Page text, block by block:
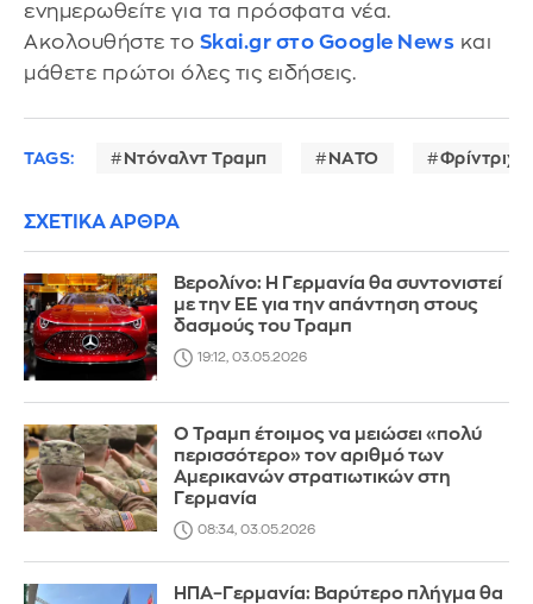
ενημερωθείτε για τα πρόσφατα νέα.
Ακολουθήστε το Skai.gr στο Google News και
μάθετε πρώτοι όλες τις ειδήσεις.
TAGS: Ντόναλντ Τραμπ ΝΑΤΟ Φρίντριχ
ΣΧΕΤΙΚΑ ΑΡΘΡΑ
Βερολίνο: Η Γερμανία θα συντονιστεί
με την ΕΕ για την απάντηση στους
δασμούς του Τραμπ
19:12, 03.05.2026
Ο Τραμπ έτοιμος να μειώσει «πολύ
περισσότερο» τον αριθμό των
Αμερικανών στρατιωτικών στη
Γερμανία
08:34, 03.05.2026
ΗΠΑ–Γερμανία: Βαρύτερο πλήγμα θα